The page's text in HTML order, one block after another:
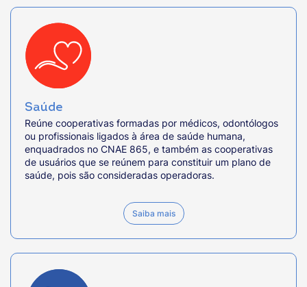
Saúde
Reúne cooperativas formadas por médicos, odontólogos
ou profissionais ligados à área de saúde humana,
enquadrados no CNAE 865, e também as cooperativas
de usuários que se reúnem para constituir um plano de
saúde, pois são consideradas operadoras.
Saiba mais